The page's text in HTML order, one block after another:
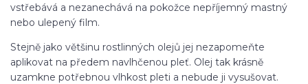
vstřebává a nezanechává na pokožce nepříjemný mastný
nebo ulepený film.
Stejně jako většinu rostlinných olejů jej nezapomeňte
aplikovat na předem navlhčenou pleť. Olej tak krásně
uzamkne potřebnou vlhkost pleti a nebude ji vysušovat.